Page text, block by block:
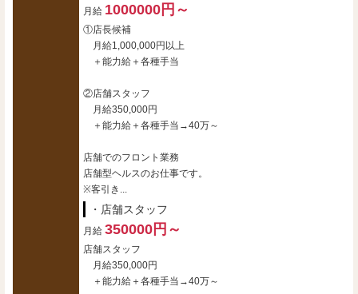
月給 1000000円～
①店長候補
月給1,000,000円以上
＋能力給＋各種手当
②店舗スタッフ
月給350,000円
＋能力給＋各種手当→40万～
店舗でのフロント業務
店舗型ヘルスのお仕事です。
※客引き...
・店舗スタッフ
月給 350000円～
店舗スタッフ
月給350,000円
＋能力給＋各種手当→40万～